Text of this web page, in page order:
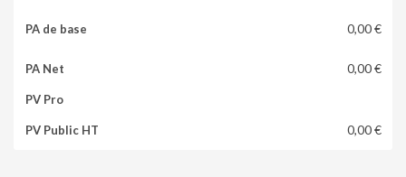
0,00 €
0,00 €
0,00 €